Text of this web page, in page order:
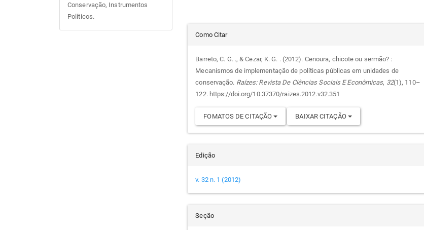
Conservação, Instrumentos
Políticos.
Detalhes
do
artigo
Como Citar
Barreto, C. G. ., & Cezar, K. G. . (2012). Cenoura, chicote ou sermão? :
Mecanismos de implementação de políticas públicas em unidades de
conservação. Raízes: Revista De Ciências Sociais E Econômicas, 32(1), 110–
122. https://doi.org/10.37370/raizes.2012.v32.351
FOMATOS DE CITAÇÃO BAIXAR CITAÇÃO
Edição
v. 32 n. 1 (2012)
Seção